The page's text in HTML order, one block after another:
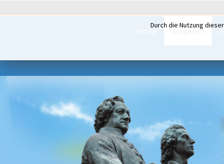
Ausgaben
Durch die Nutzung